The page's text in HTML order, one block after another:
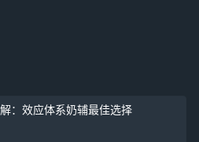
：效应体系奶辅最佳选择